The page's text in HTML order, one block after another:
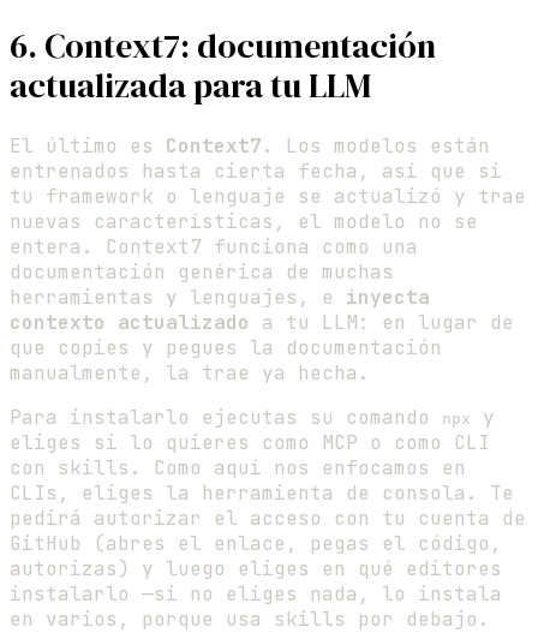
6. Context7: documentación
actualizada para tu LLM
El último es Context7. Los modelos están
entrenados hasta cierta fecha, así que si
tu framework o lenguaje se actualizó y trae
nuevas características, el modelo no se
entera. Context7 funciona como una
documentación genérica de muchas
herramientas y lenguajes, e inyecta
contexto actualizado a tu LLM: en lugar de
que copies y pegues la documentación
manualmente, la trae ya hecha.
Para instalarlo ejecutas su comando
npx
y
eliges si lo quieres como MCP o como CLI
con skills. Como aquí nos enfocamos en
CLIs, eliges la herramienta de consola. Te
pedirá autorizar el acceso con tu cuenta de
GitHub (abres el enlace, pegas el código,
autorizas) y luego eliges en qué editores
instalarlo —si no eliges nada, lo instala
en varios, porque usa skills por debajo.